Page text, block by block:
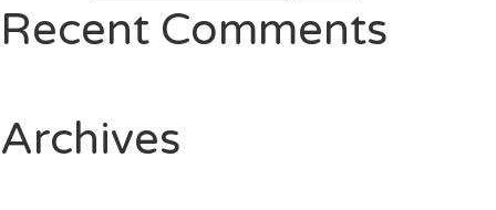
Recent Comments
Archives